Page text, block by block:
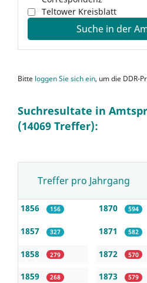
Teltower Kreisblatt
Suche in der
Bitte loggen Sie sich ein, um die DDR-
Suchresultate in
(14069 Treffer):
Treffer pro Jahrgang
1856 156
1857 327
1858 279
1859 268
1870 594
1871 582
1872 570
1873 579